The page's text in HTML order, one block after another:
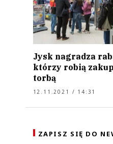
Jysk nagradza
którzy robią
torbą
12.11.2021 / 14:31
ZAPISZ SIĘ DO